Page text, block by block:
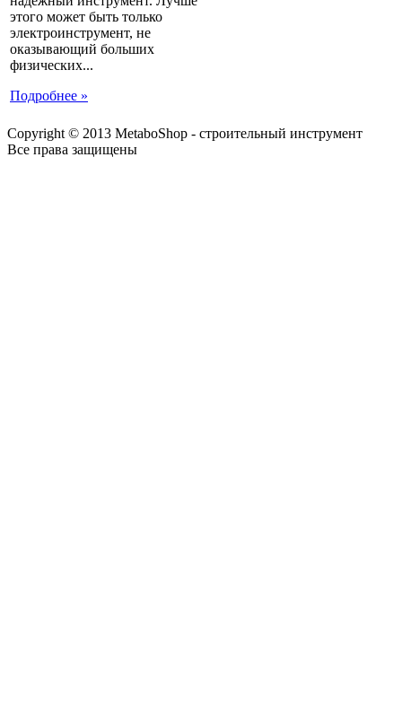
этого может быть только
электроинструмент, не
оказывающий больших
физических...
Подробнее »
Copyright © 2013 MetaboShop - строительный инструмент
Все права защищены